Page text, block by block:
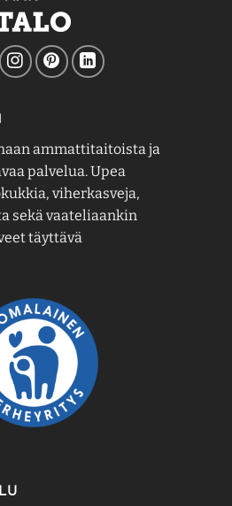
ammattitaitoista ja
palvelua. Upea
viherkasveja,
sekä vaateliaankin
täyttävä